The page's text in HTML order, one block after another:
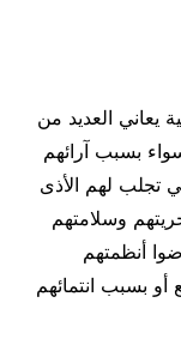
يعاني العديد من
بسبب آرائهم
تجلب لهم الأذى
وسلامتهم
أنظمتهم
أو بسبب انتمائهم